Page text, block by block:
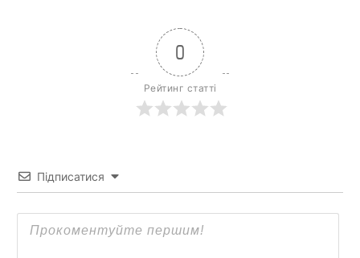
0
Рейтинг статті
Підписатися